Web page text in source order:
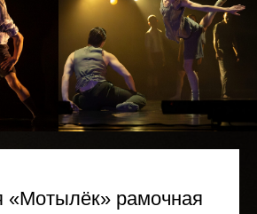
«Мотылёк» рамочная